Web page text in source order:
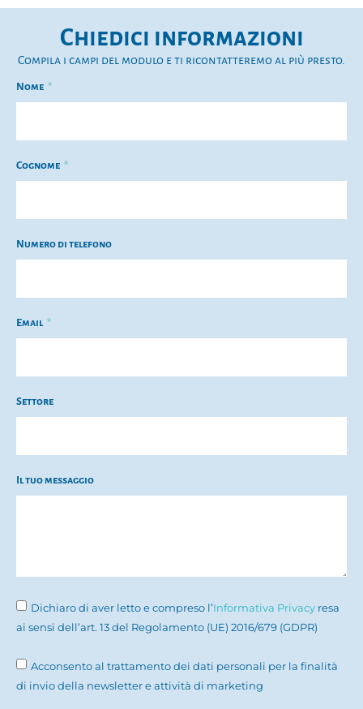
Chiedici informazioni
Compila i campi del modulo e ti ricontatteremo al più presto.
Nome
Cognome
Numero di telefono
Email
Settore
Il tuo messaggio
Dichiaro di aver letto e compreso l’Informativa Privacy resa
ai sensi dell’art. 13 del Regolamento (UE) 2016/679 (GDPR)
Acconsento al trattamento dei dati personali per la finalità
di invio della newsletter e attività di marketing